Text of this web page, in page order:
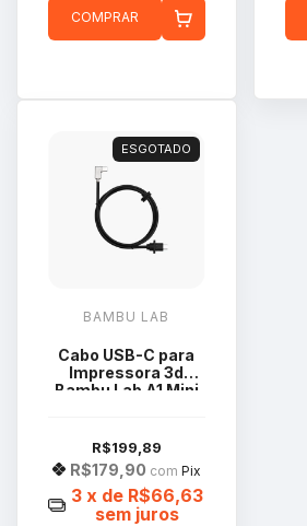
COMPRAR
ESGOTADO
BAMBU LAB
Cabo USB-C para
Impressora 3d
Bambu Lab A1 Mini
R$199,89
R$179,90 com Pix
3 x de R$66,63
sem juros